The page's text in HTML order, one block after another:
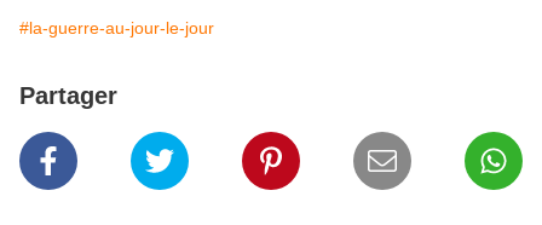
#la-guerre-au-jour-le-jour
Partager